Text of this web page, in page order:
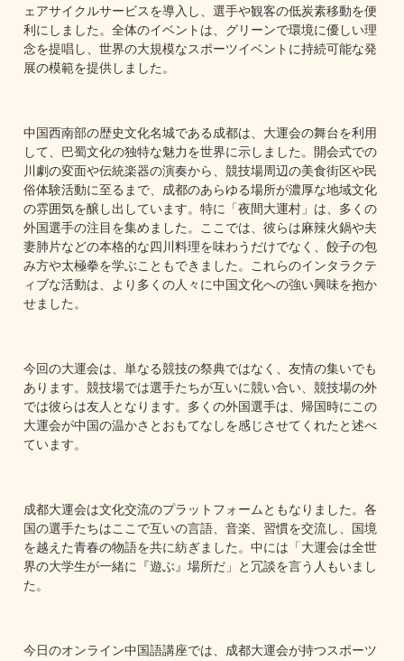
ェアサイクルサービスを導入し、選手や観客の低炭素移動を便
利にしました。全体のイベントは、グリーンで環境に優しい理
念を提唱し、世界の大規模なスポーツイベントに持続可能な発
展の模範を提供しました。
中国西南部の歴史文化名城である成都は、大運会の舞台を利用
して、巴蜀文化の独特な魅力を世界に示しました。開会式での
川劇の変面や伝統楽器の演奏から、競技場周辺の美食街区や民
俗体験活動に至るまで、成都のあらゆる場所が濃厚な地域文化
の雰囲気を醸し出しています。特に「夜間大運村」は、多くの
外国選手の注目を集めました。ここでは、彼らは麻辣火鍋や夫
妻肺片などの本格的な四川料理を味わうだけでなく、餃子の包
み方や太極拳を学ぶこともできました。これらのインタラクテ
ィブな活動は、より多くの人々に中国文化への強い興味を抱か
せました。
今回の大運会は、単なる競技の祭典ではなく、友情の集いでも
あります。競技場では選手たちが互いに競い合い、競技場の外
では彼らは友人となります。多くの外国選手は、帰国時にこの
大運会が中国の温かさとおもてなしを感じさせてくれたと述べ
ています。
成都大運会は文化交流のプラットフォームともなりました。各
国の選手たちはここで互いの言語、音楽、習慣を交流し、国境
を越えた青春の物語を共に紡ぎました。中には「大運会は全世
界の大学生が一緒に『遊ぶ』場所だ」と冗談を言う人もいまし
た。
今日のオンライン中国語講座では、成都大運会が持つスポーツ